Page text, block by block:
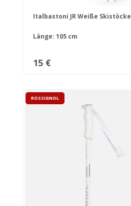
Italbastoni JR Weiße Skistöcke
Länge: 105 cm
15 €
ROSSIGNOL